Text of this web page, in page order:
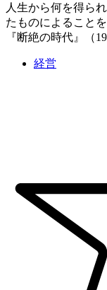
人生から何を得ら
たものによること
『断絶の時代』（
経営